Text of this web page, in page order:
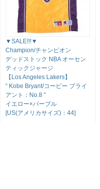
▼SALE!!!▼
Champion/チャンピオン
デッドストック NBA オーセン
ティックジャージ
【Los Angeles Lakers】
“ Kobe Bryant/コービー ブライ
アント：No.8 ”
イエロー×パープル
[US(アメリカサイズ)：44]